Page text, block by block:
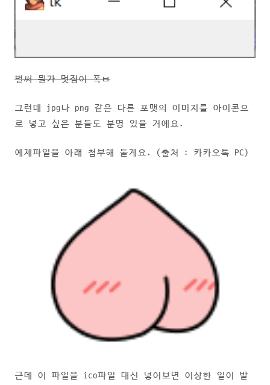
벌써 뭔가 멋짐이 폭ㅂ
그런데 jpg나 png 같은 다른 포맷의 이미지를 아이콘으
로 넣고 싶은 분들도 분명 있을 거예요.
예제파일을 아래 첨부해 둘게요. (출처 : 카카오톡 PC)
근데 이 파일을 ico파일 대신 넣어보면 이상한 일이 발